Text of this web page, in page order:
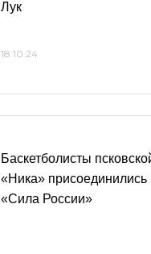
Лук
18.10.24
Баскетболисты
«Ника»
«Сила России»